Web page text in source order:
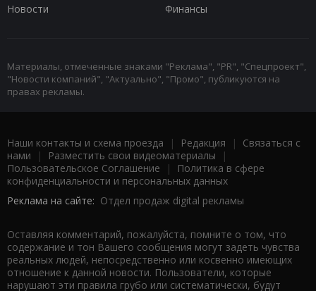
Новости
Финансы
Материалы, отмеченные знаками "Реклама", "PR", "Спецпроект",
"Новости компаний", "Актуально", "Промо", публикуются на
правах рекламы.
Наши контакты и схема проезда | Редакция | Связаться с
нами | Разместить свои видеоматериалы |
Пользовательское Соглашение |
Политика в сфере
конфиденциальности и персональных данных
Реклама на сайте: Отдел продаж digital рекламы
Оставляя комментарий, пожалуйста, помните о том, что
содержание и тон Вашего сообщения могут задеть чувства
реальных людей, непосредственно или косвенно имеющих
отношение к данной новости. Пользователи, которые
нарушают эти правила грубо или систематически, будут